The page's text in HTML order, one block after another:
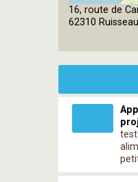
16, route de
62310